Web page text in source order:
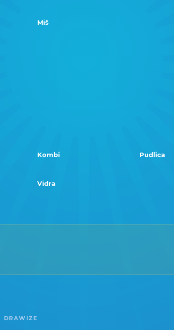
Miš
Kombi Pudlica
Vidra
DRAWIZE